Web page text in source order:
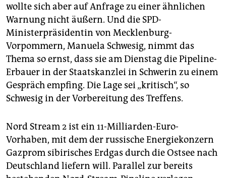
wollte sich aber auf Anfrage zu einer ähnlichen
Warnung nicht äußern. Und die SPD-
Ministerpräsidentin von Mecklenburg-
Vorpommern, Manuela Schwesig, nimmt das
Thema so ernst, dass sie am Dienstag die Pipeline-
Erbauer in der Staatskanzlei in Schwerin zu einem
Gespräch empfing. Die Lage sei „kritisch“, so
Schwesig in der Vorbereitung des Treffens.
Nord Stream 2 ist ein 11-Milliarden-Euro-
Vorhaben, mit dem der russische Energiekonzern
Gazprom sibirisches Erdgas durch die Ostsee nach
Deutschland liefern will. Parallel zur bereits